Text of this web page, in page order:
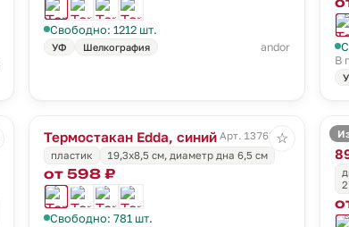
Свободно: 1212 шт.
УФ Шелкография andor
В
Термостакан Edda, синий Арт. 13763.40
пластик
19,3х8,5 см, диаметр дна 6,5 см
от 598 ₽
Свободно: 781 шт.
☆